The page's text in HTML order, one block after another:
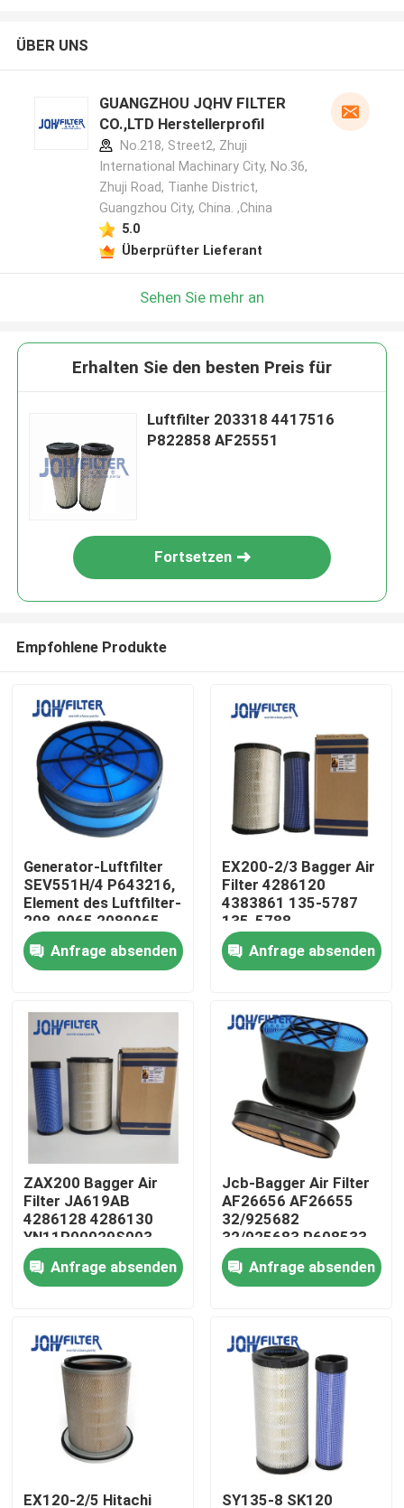
Produkte
Videos
Werksbesichtigung
Qualitätskontrolle
Neuigkeiten
Bitte um ein Angebot
Bagger Air Filter
ÜBER UNS
GUANGZHOU JQHV FILTER
CO.,LTD Herstellerprofil
No.218, Street2, Zhuji
International Machinary City, No.36,
Zhuji Road, Tianhe District,
Guangzhou City, China. ,China
5.0
Überprüfter Lieferant
Sehen Sie mehr an
Erhalten Sie den besten Preis für
Luftfilter 203318 4417516
P822858 AF25551
Fortsetzen
Empfohlene Produkte
Generator-Luftfilter
SEV551H/4 P643216,
Element des Luftfilter-
208-9065 2089065
Anfrage absenden
EX200-2/3 Bagger Air
Filter 4286120
4383861 135-5787
135-5788
Anfrage absenden
ZAX200 Bagger Air
Filter JA619AB
4286128 4286130
YN11P00029S003
YN11P00029S002
Anfrage absenden
Jcb-Bagger Air Filter
AF26656 AF26655
32/925682
32/925683 P608533
Anfrage absenden
EX120-2/5 Hitachi SY135-8 SK120